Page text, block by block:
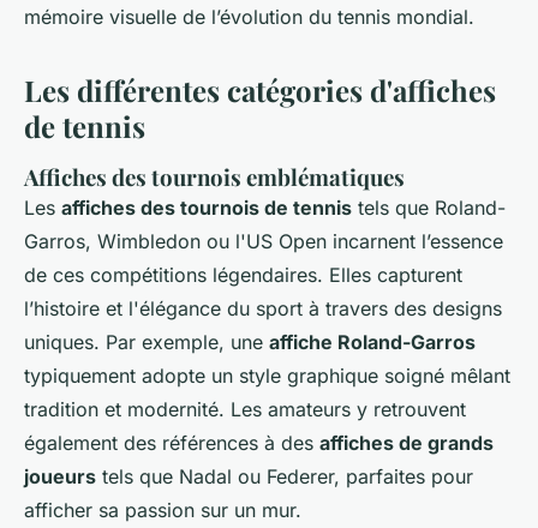
mémoire visuelle de l’évolution du tennis mondial.
Les différentes catégories d'affiches
de tennis
Affiches des tournois emblématiques
Les affiches des tournois de tennis tels que Roland-
Garros, Wimbledon ou l'US Open incarnent l’essence
de ces compétitions légendaires. Elles capturent
l’histoire et l'élégance du sport à travers des designs
uniques. Par exemple, une affiche Roland-Garros
typiquement adopte un style graphique soigné mêlant
tradition et modernité. Les amateurs y retrouvent
également des références à des affiches de grands
joueurs tels que Nadal ou Federer, parfaites pour
afficher sa passion sur un mur.